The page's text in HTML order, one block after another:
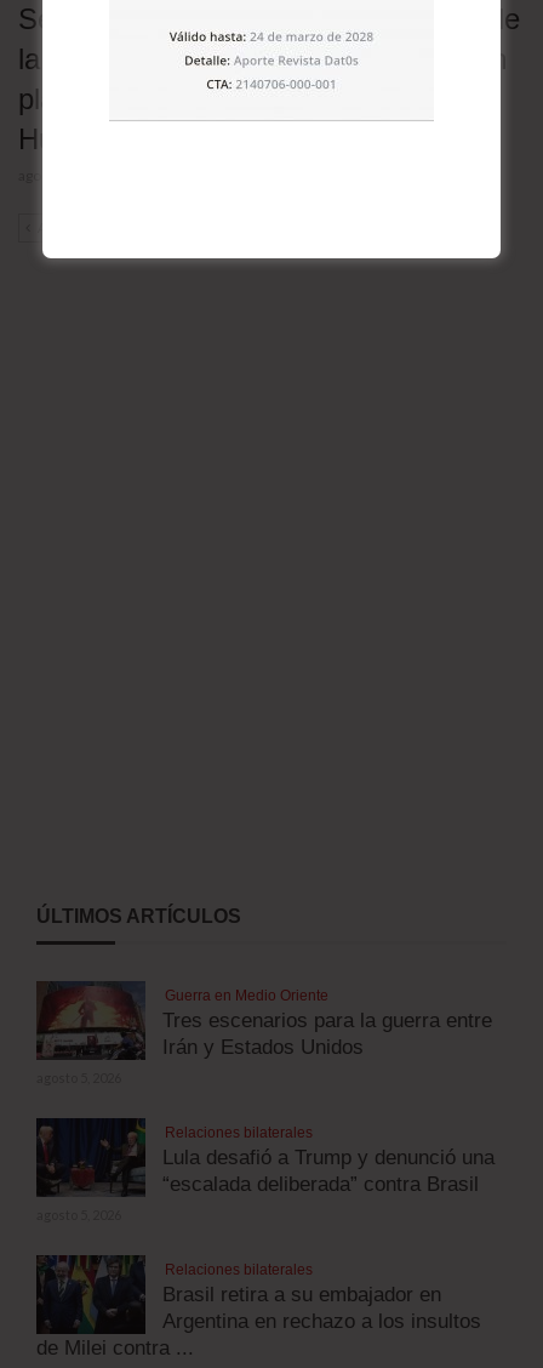
Sequía en el Danubio revive buques de
la Segunda Guerra; genera riesgos en
plantas nucleares en Rumania y
Hungría
ÚLTIMOS ARTÍCULOS
Guerra en Medio Oriente
Tres escenarios para la guerra entre
Irán y Estados Unidos
Relaciones bilaterales
Lula desafió a Trump y denunció una
“escalada deliberada” contra Brasil
Relaciones bilaterales
Brasil retira a su embajador en
Argentina en rechazo a los insultos
de Milei contra ...